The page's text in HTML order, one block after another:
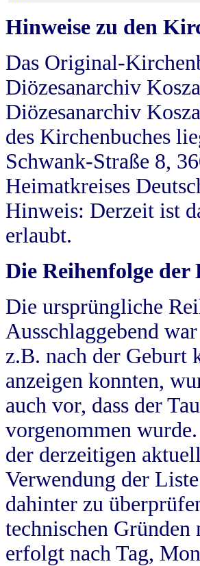
Hinweise zu den
Das Original-
Diözesanarchiv
Diözesanarchiv
des Kirchenbuches
Schwank-Straße 8,
Heimatkreises
Hinweis: Derzeit ist
erlaubt.
Die Reihenfolge der
Die ursprüngliche
Ausschlaggebend
z.B. nach der Geburt
anzeigen konnten,
auch vor, dass der
vorgenommen
der derzeitigen
Verwendung der
dahinter zu
technischen
erfolgt nach Tag,